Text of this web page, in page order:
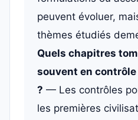
peuvent évoluer,
thèmes étudiés
Quels chapitres
souvent en
? — Les contrôles
les premières